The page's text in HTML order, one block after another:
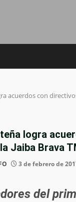
acuerdos con
logra
Jaiba Brava
3 de febrero de
del